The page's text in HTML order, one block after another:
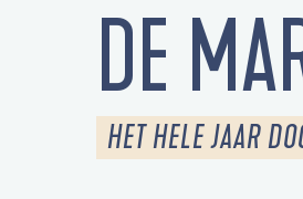
DE
HET HELE JAAR